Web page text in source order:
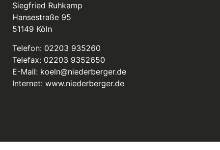
Siegfried Ruhkamp
Hansestraße 95
51149 Köln
Telefon: 02203 935260
Telefax: 02203 9352650
E-Mail: koeln@niederberger.de
Internet: www.niederberger.de